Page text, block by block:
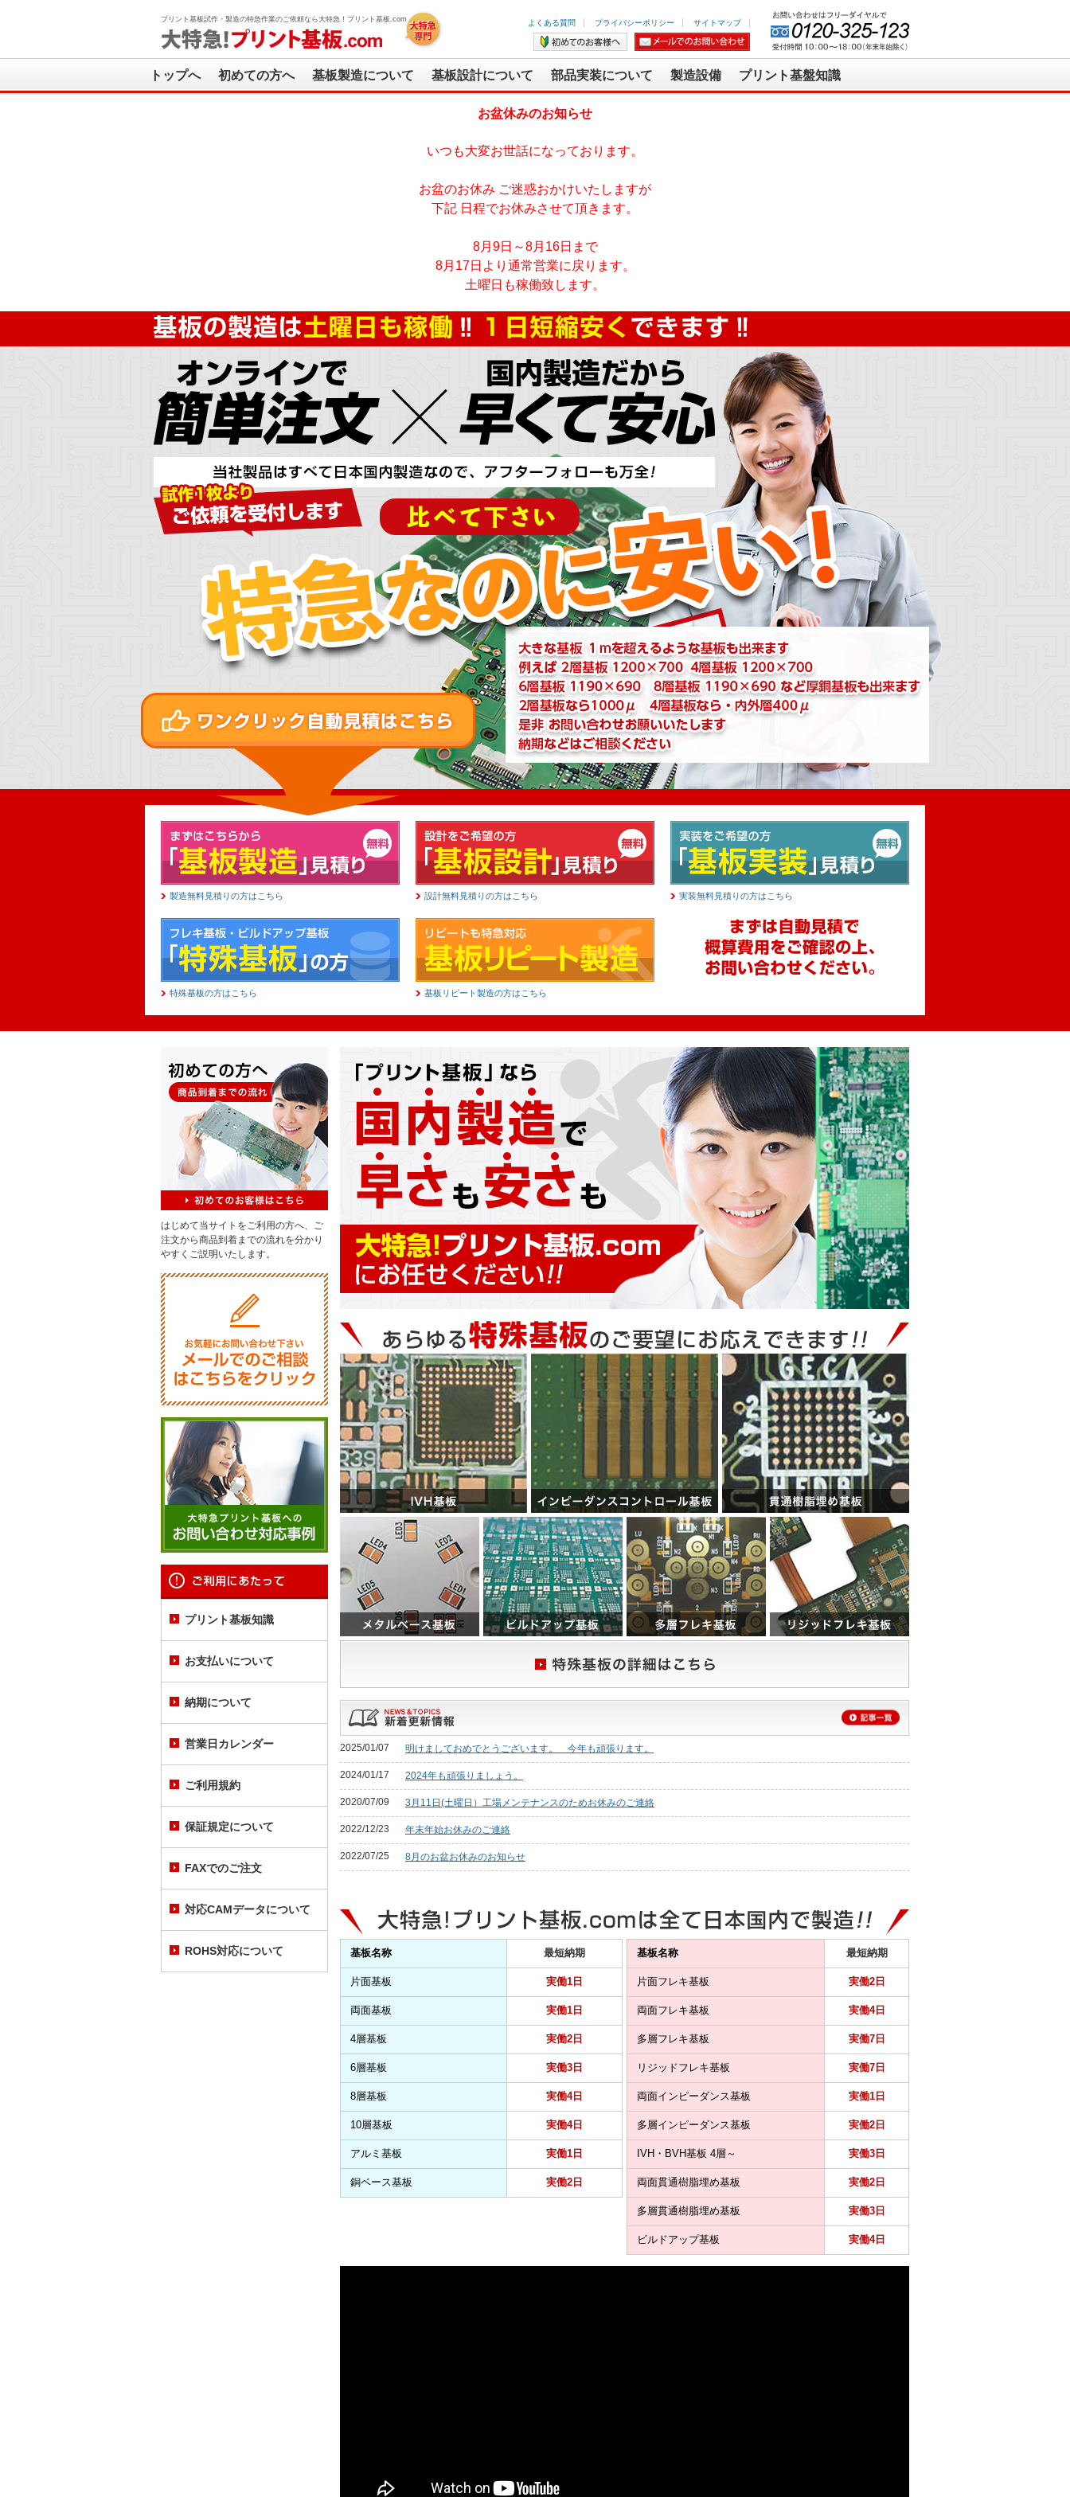
プリント基板試作・製造の特急作業のご依頼なら大特急！プリント基板.com よくある質問 プライバシーポリシー サイトマップ
トップへ 初めての方へ 基板製造について 基板設計について 部品実装について 製造設備 プリント基盤知識
お盆休みのお知らせ
いつも大変お世話になっております。
お盆のお休み ご迷惑おかけいたしますが
下記 日程でお休みさせて頂きます。
8月9日～8月16日まで
8月17日より通常営業に戻ります。
土曜日も稼働致します。
製造無料見積りの方はこちら 設計無料見積りの方はこちら 実装無料見積りの方はこちら
特殊基板の方はこちら 基板リピート製造の方はこちら
はじめて当サイトをご利用の方へ、ご
注文から商品到着までの流れを分かり
やすくご説明いたします。
プリント基板知識
お支払いについて
納期について
営業日カレンダー
ご利用規約
保証規定について
FAXでのご注文
対応CAMデータについて
ROHS対応について
2025/01/07 明けましておめでとうございます。 今年も頑張ります。
2024/01/17 2024年も頑張りましょう。
2020/07/09 3月11日(土曜日）工場メンテナンスのためお休みのご連絡
2022/12/23 年末年始お休みのご連絡
2022/07/25 8月のお盆お休みのお知らせ
基板名称 最短納期
片面基板 実働1日
両面基板 実働1日
4層基板 実働2日
6層基板 実働3日
8層基板 実働4日
10層基板 実働4日
アルミ基板 実働1日
銅ベース基板 実働2日
基板名称 最短納期
片面フレキ基板 実働2日
両面フレキ基板 実働4日
多層フレキ基板 実働7日
リジッドフレキ基板 実働7日
両面インピーダンス基板 実働1日
多層インピーダンス基板 実働2日
IVH・BVH基板 4層～ 実働3日
両面貫通樹脂埋め基板 実働2日
多層貫通樹脂埋め基板 実働3日
ビルドアップ基板 実働4日